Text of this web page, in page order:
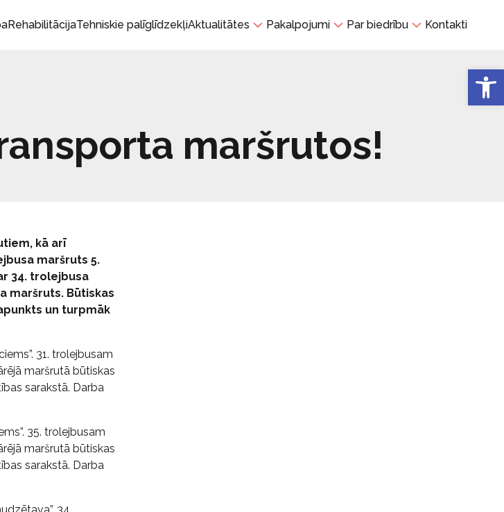
RehabilitācijaTehniskie palīglīdzekļiAktualitātes Pakalpojumi Par biedrību Kontakti
maršrutos!
kā arī
maršruts 5.
34. trolejbusa
maršruts. Būtiskas
un turpmāk
31. trolejbusam
maršrutā būtiskas
sarakstā. Darba
35. trolejbusam
maršrutā būtiskas
sarakstā. Darba